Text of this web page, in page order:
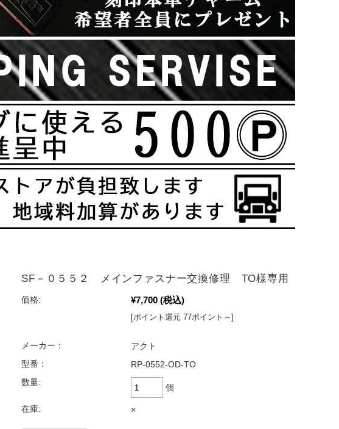
SF－０５５２ メインファスナー交換修理 TO様専用
価格: ¥7,700 (税込)
[ポイント還元 77ポイント～]
メーカー：
アクト
型番：
RP-0552-OD-TO
数量:
個
在庫: ×